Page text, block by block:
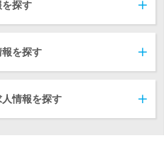
探す
を探す
情報を探す